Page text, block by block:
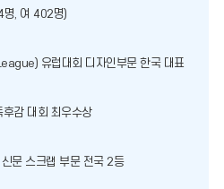
명, 여 402명)
유럽대회 디자인부문 한국 대표
감 대회 최우수상
문 스크랩 부문 전국 2등